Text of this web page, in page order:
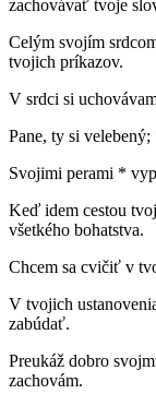
zachovávať tvoje
Celým svojím
tvojich príkazov.
V srdci si
Pane, ty si
Svojimi perami *
Keď idem cestou
všetkého bohatstva.
Chcem sa cvičiť v
V tvojich
zabúdať.
Preukáž dobro
zachovám.